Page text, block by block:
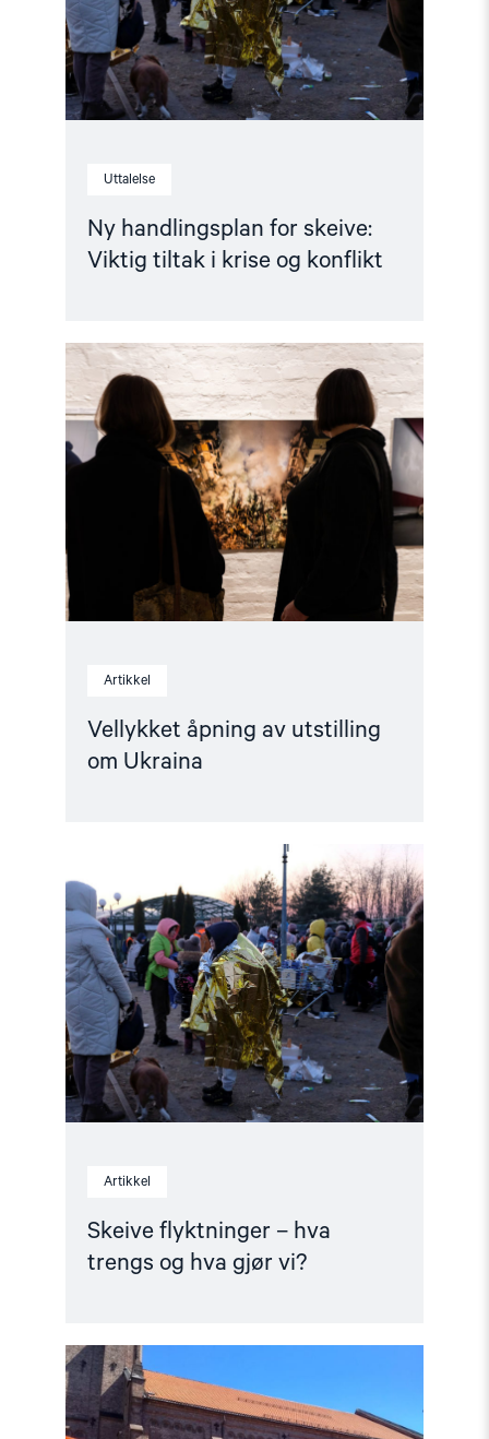
Uttalelse
Ny handlingsplan for skeive:
Viktig tiltak i krise og konflikt
i
krise
og
konflikt"
Artikkel
Vellykket åpning av utstilling
om Ukraina
Read
article
"Vellykket
åpning
av
utstilling
om
Ukraina"
Artikkel
Skeive flyktninger – hva
trengs og hva gjør vi?
article
"Skeive
flyktninger
–
hva
trengs
og
hva
gjør
vi?"
"Nataliia
Lobatsj:
Då